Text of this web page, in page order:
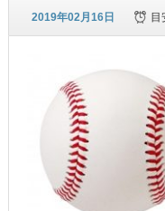
2019年02月16日 目